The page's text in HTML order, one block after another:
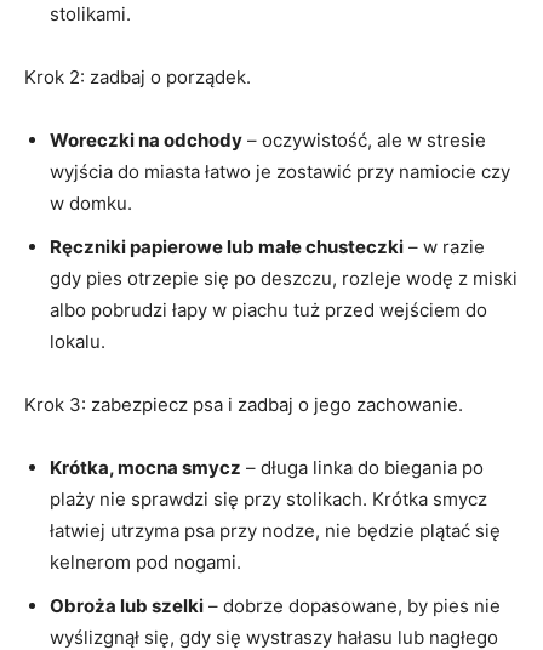
stolikami.
Krok 2: zadbaj o porządek.
Woreczki na odchody – oczywistość, ale w stresie
wyjścia do miasta łatwo je zostawić przy namiocie czy
w domku.
Ręczniki papierowe lub małe chusteczki – w razie
gdy pies otrzepie się po deszczu, rozleje wodę z miski
albo pobrudzi łapy w piachu tuż przed wejściem do
lokalu.
Krok 3: zabezpiecz psa i zadbaj o jego zachowanie.
Krótka, mocna smycz – długa linka do biegania po
plaży nie sprawdzi się przy stolikach. Krótka smycz
łatwiej utrzyma psa przy nodze, nie będzie plątać się
kelnerom pod nogami.
Obroża lub szelki – dobrze dopasowane, by pies nie
wyślizgnął się, gdy się wystraszy hałasu lub nagłego